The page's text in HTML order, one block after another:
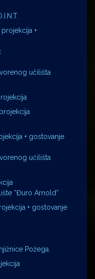
projekcija +
učilišta
+ gostovanje
učilišta
“Đuro Arnold”
+ gostovanje
Požega.